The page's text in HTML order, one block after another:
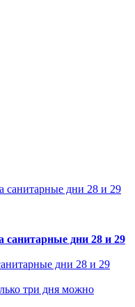
санитарные дни 28 и 29
дни 28 и 29